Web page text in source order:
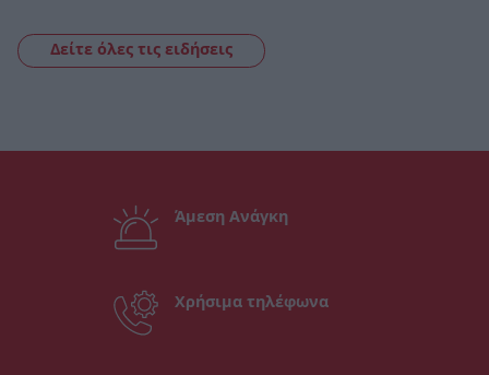
Δείτε όλες τις ειδήσεις
Άμεση Ανάγκη
Χρήσιμα τηλέφωνα